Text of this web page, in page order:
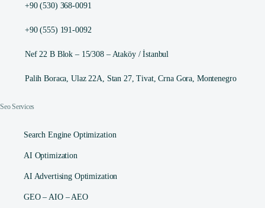
+90 (530) 368-0091
+90 (555) 191-0092
Nef 22 B Blok – 15/308 – Ataköy / İstanbul
Palih Boraca, Ulaz 22A, Stan 27, Tivat, Crna Gora, Montenegro
Seo Services
Search Engine Optimization
AI Optimization
AI Advertising Optimization
GEO – AIO – AEO